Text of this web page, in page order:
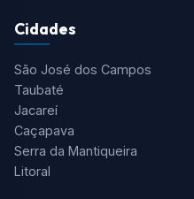
Cidades
São José dos Campos
Taubaté
Jacareí
Caçapava
Serra da Mantiqueira
Litoral